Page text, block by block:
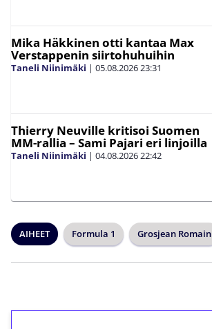
Mika Häkkinen otti kantaa Max
Verstappenin siirtohuhuihin
Taneli Niinimäki | 05.08.202623:31
Thierry Neuville kritisoi Suomen
MM-rallia – Sami Pajari eri linjoilla
Taneli Niinimäki | 04.08.202622:42
AIHEET Formula 1 Grosjean Romain